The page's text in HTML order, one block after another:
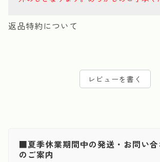
返品特約について
レビューを書く
■夏季休業期間中の発送・お問い合
のご案内